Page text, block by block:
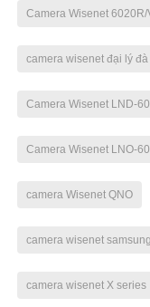
Camera Wisenet 6020R/
camera wisenet đại lý đà
Camera Wisenet LND-
Camera Wisenet LNO-
camera Wisenet QNO
camera wisenet samsung
camera wisenet X series